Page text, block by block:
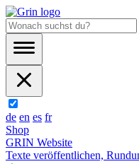
de en es fr
Shop
GRIN Website
Texte veröffentlichen,